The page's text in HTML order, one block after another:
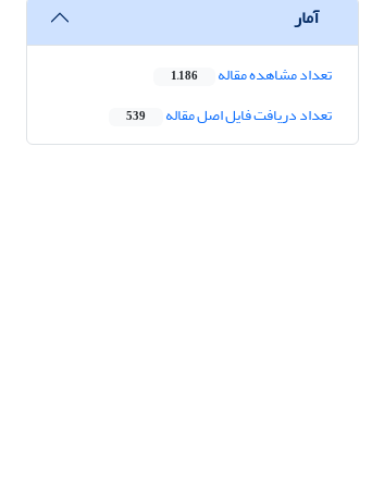
آمار
تعداد مشاهده مقاله 1,186
تعداد دریافت فایل اصل مقاله 539